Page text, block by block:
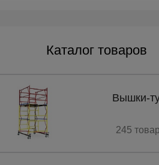
Каталог товаров
Вышки-
245